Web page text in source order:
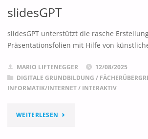
slidesGPT
slidesGPT unterstützt die rasche
Präsentationsfolien mit Hilfe von
MARIO LIFTENEGGER
12/08/2025
DIGITALE GRUNDBILDUNG /
INFORMATIK/INTERNET/ INTERAKTIV
WEITERLESEN "SLIDESGPT"